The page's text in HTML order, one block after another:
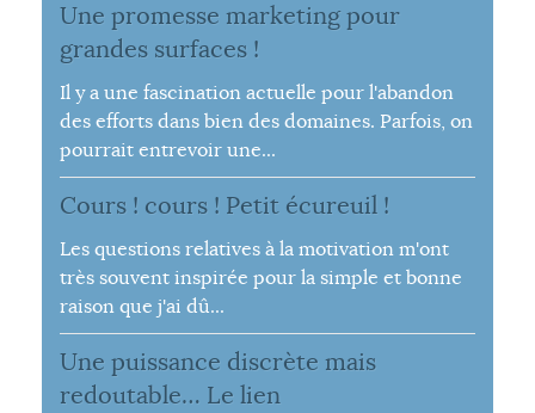
Une promesse marketing pour
grandes surfaces !
Il y a une fascination actuelle pour l'abandon
des efforts dans bien des domaines. Parfois, on
pourrait entrevoir une...
Cours ! cours ! Petit écureuil !
Les questions relatives à la motivation m'ont
très souvent inspirée pour la simple et bonne
raison que j'ai dû...
Une puissance discrète mais
redoutable… Le lien